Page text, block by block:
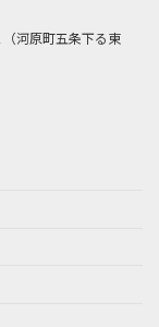
河原町五条下る東